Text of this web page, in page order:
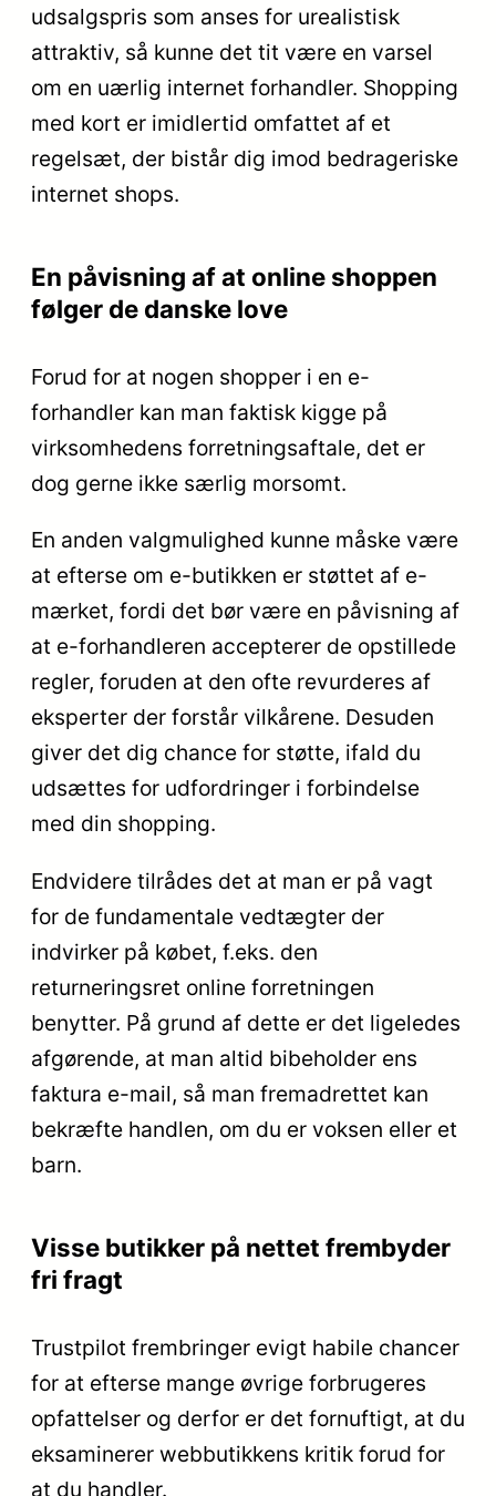
udsalgspris som anses for urealistisk
attraktiv, så kunne det tit være en varsel
om en uærlig internet forhandler. Shopping
med kort er imidlertid omfattet af et
regelsæt, der bistår dig imod bedrageriske
internet shops.
En påvisning af at online shoppen
følger de danske love
Forud for at nogen shopper i en e-
forhandler kan man faktisk kigge på
virksomhedens forretningsaftale, det er
dog gerne ikke særlig morsomt.
En anden valgmulighed kunne måske være
at efterse om e-butikken er støttet af e-
mærket, fordi det bør være en påvisning af
at e-forhandleren accepterer de opstillede
regler, foruden at den ofte revurderes af
eksperter der forstår vilkårene. Desuden
giver det dig chance for støtte, ifald du
udsættes for udfordringer i forbindelse
med din shopping.
Endvidere tilrådes det at man er på vagt
for de fundamentale vedtægter der
indvirker på købet, f.eks. den
returneringsret online forretningen
benytter. På grund af dette er det ligeledes
afgørende, at man altid bibeholder ens
faktura e-mail, så man fremadrettet kan
bekræfte handlen, om du er voksen eller et
barn.
Visse butikker på nettet frembyder
fri fragt
Trustpilot frembringer evigt habile chancer
for at efterse mange øvrige forbrugeres
opfattelser og derfor er det fornuftigt, at du
eksaminerer webbutikkens kritik forud for
at du handler.